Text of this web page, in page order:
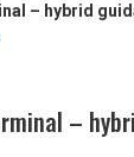
– hybrid
–